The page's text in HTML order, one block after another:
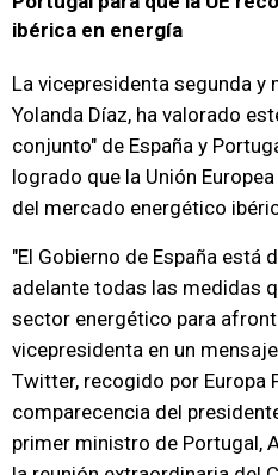
ibérica en energía
La vicepresidenta segunda y
Yolanda Díaz, ha valorado
conjunto" de España y
logrado que la Unión
del mercado energético
"El Gobierno de España está
adelante todas las medidas
sector energético para
vicepresidenta en un
Twitter, recogido por Europa
comparecencia del
primer ministro de Portugal,